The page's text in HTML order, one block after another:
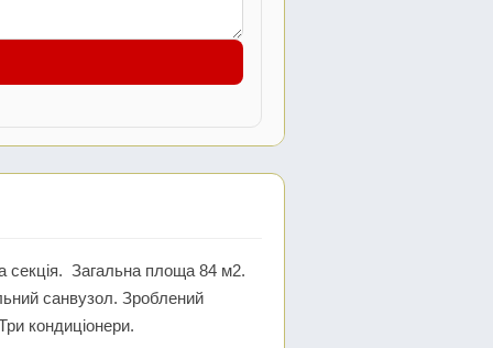
секція. Загальна площа 84 м2.
санвузол. Зроблений
кондиціонери.